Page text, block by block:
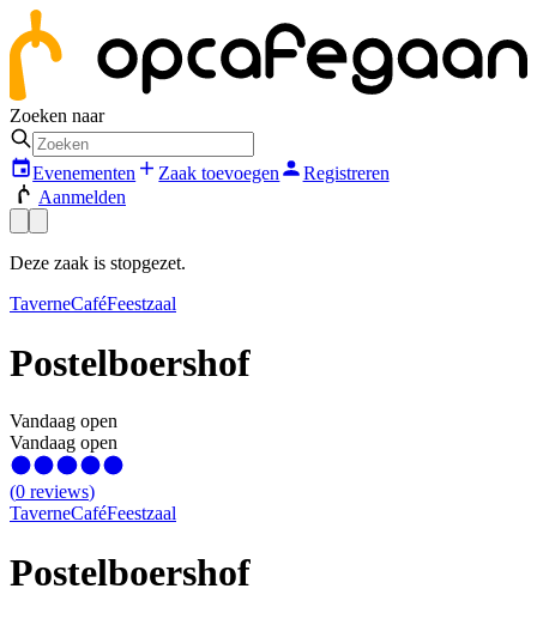
Zoeken naar
Evenementen Zaak toevoegen
Registreren
Aanmelden
Deze zaak is stopgezet.
TaverneCaféFeestzaal
Postelboershof
Vandaag open
Vandaag open
(0 reviews)
TaverneCaféFeestzaal
Postelboershof